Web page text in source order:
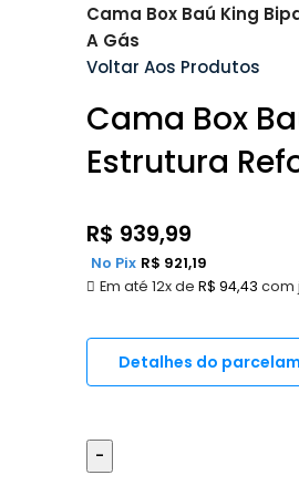
Cama Box Baú King
A Gás
Voltar Aos Produtos
Cama Box
Estrutura
R$ 939,99
Em até 12x de R$ 94,43 com
No Pix R$ 921,19
Detalhes do